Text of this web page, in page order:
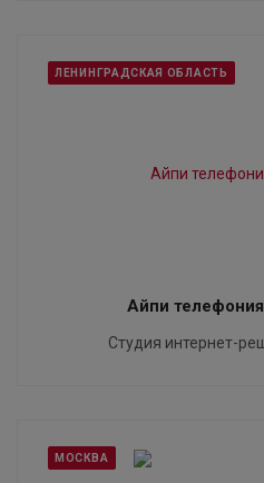
ЛЕНИНГРАДСКАЯ ОБЛАСТЬ
Айпи
Студия интернет-
МОСКВА